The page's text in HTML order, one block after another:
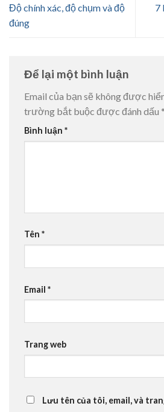
Độ chính xác, độ chụm và độ
đúng
7
Để lại một bình luận
Email của bạn sẽ không được
trường bắt buộc được đánh dấu *
Bình luận *
Tên *
Email *
Trang web
Lưu tên của tôi, email, và